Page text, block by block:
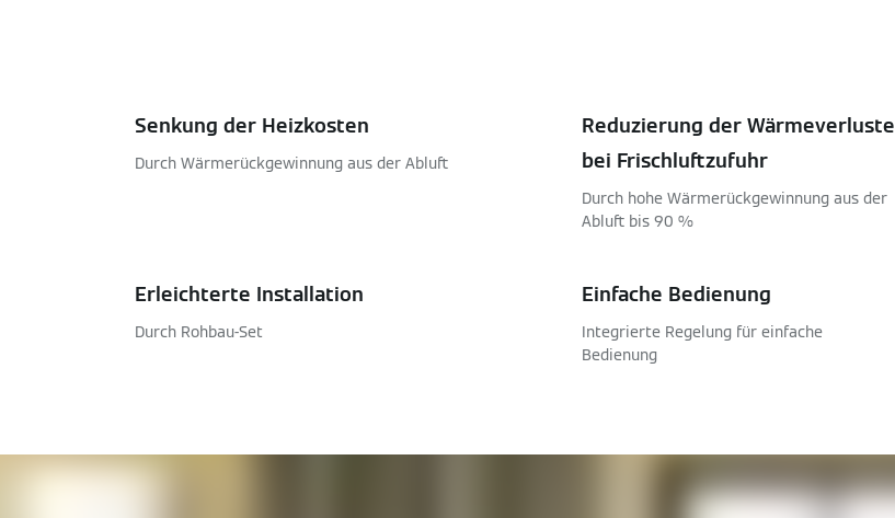
Senkung der Heizkosten
Durch Wärmerückgewinnung aus der Abluft
Reduzierung der Wärmeverluste
bei Frischluftzufuhr
Durch hohe Wärmerückgewinnung aus der
Abluft bis 90 %
Erleichterte Installation
Durch Rohbau-Set
Einfache Bedienung
Integrierte Regelung für einfache
Bedienung